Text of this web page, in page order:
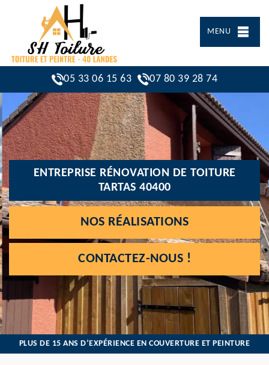
MENU
05 33 06 15 63 07 80 39 28 74
ENTREPRISE RÉNOVATION DE TOITURE
TARTAS 40400
NOS RÉALISATIONS
CONTACTEZ-NOUS !
PLUS DE 15 ANS D’EXPÉRIENCE EN COUVERTURE ET PEINTURE